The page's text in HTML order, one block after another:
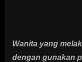
Wanita yang
dengan gunakan